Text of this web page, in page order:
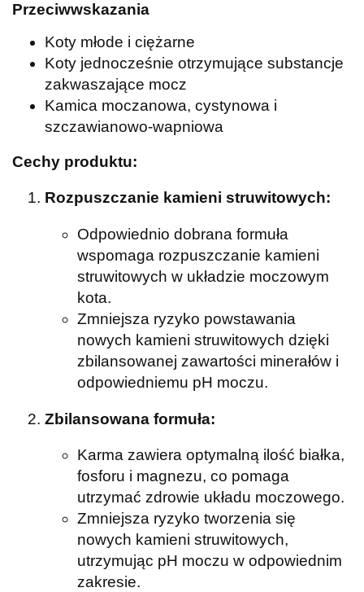
Przeciwwskazania
Koty młode i ciężarne
Koty jednocześnie otrzymujące substancje
zakwaszające mocz
Kamica moczanowa, cystynowa i
szczawianowo-wapniowa
Cechy produktu:
Rozpuszczanie kamieni struwitowych:
Odpowiednio dobrana formuła
wspomaga rozpuszczanie kamieni
struwitowych w układzie moczowym
kota.
Zmniejsza ryzyko powstawania
nowych kamieni struwitowych dzięki
zbilansowanej zawartości minerałów i
odpowiedniemu pH moczu.
Zbilansowana formuła:
Karma zawiera optymalną ilość białka,
fosforu i magnezu, co pomaga
utrzymać zdrowie układu moczowego.
Zmniejsza ryzyko tworzenia się
nowych kamieni struwitowych,
utrzymując pH moczu w odpowiednim
zakresie.